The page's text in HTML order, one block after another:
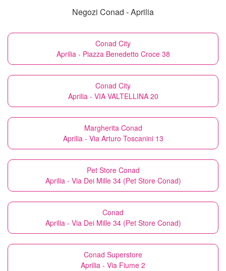
Negozi Conad - Aprilia
Conad City
Aprilia - Piazza Benedetto Croce 38
Conad City
Aprilia - VIA VALTELLINA 20
Margherita Conad
Aprilia - Via Arturo Toscanini 13
Pet Store Conad
Aprilia - Via Dei Mille 34 (Pet Store Conad)
Conad
Aprilia - Via Dei Mille 34 (Pet Store Conad)
Conad Superstore
Aprilia - Via Fiume 2